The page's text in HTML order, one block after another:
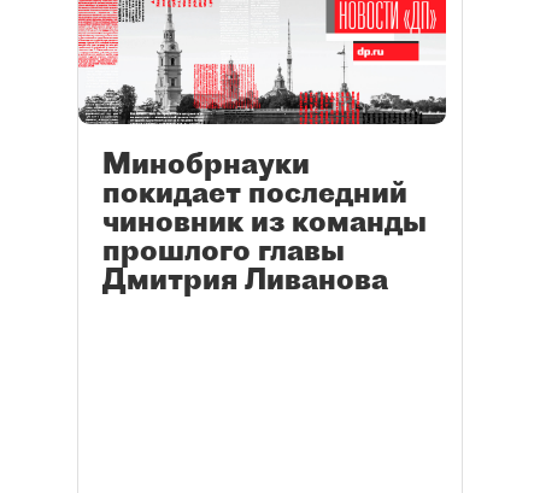
Минобрнауки
покидает последний
чиновник из команды
прошлого главы
Дмитрия Ливанова